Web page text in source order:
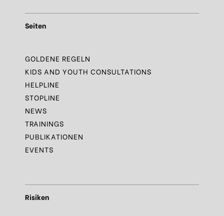
Seiten
GOLDENE REGELN
KIDS AND YOUTH CONSULTATIONS
HELPLINE
STOPLINE
NEWS
TRAININGS
PUBLIKATIONEN
EVENTS
Risiken